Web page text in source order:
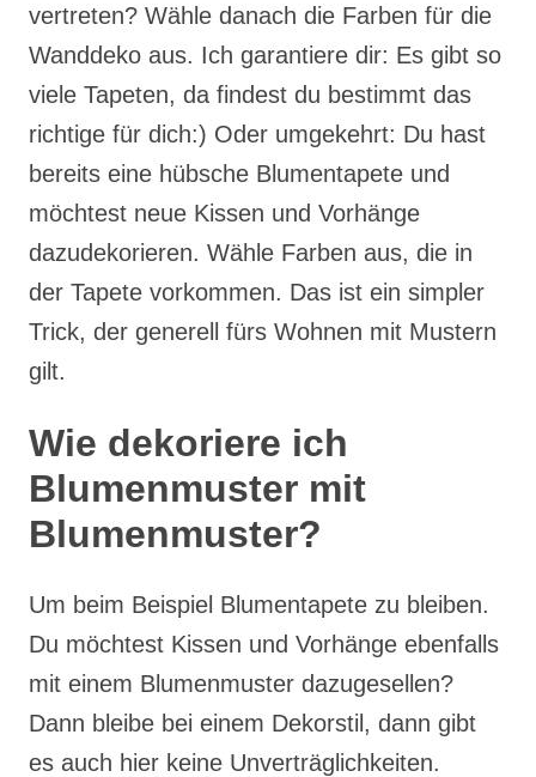
vertreten? Wähle danach die Farben für die
Wanddeko aus. Ich garantiere dir: Es gibt so
viele Tapeten, da findest du bestimmt das
richtige für dich:) Oder umgekehrt: Du hast
bereits eine hübsche Blumentapete und
möchtest neue Kissen und Vorhänge
dazudekorieren. Wähle Farben aus, die in
der Tapete vorkommen. Das ist ein simpler
Trick, der generell fürs Wohnen mit Mustern
gilt.
Wie dekoriere ich
Blumenmuster mit
Blumenmuster?
Um beim Beispiel Blumentapete zu bleiben.
Du möchtest Kissen und Vorhänge ebenfalls
mit einem Blumenmuster dazugesellen?
Dann bleibe bei einem Dekorstil, dann gibt
es auch hier keine Unverträglichkeiten.